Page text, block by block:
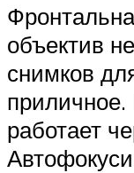
объектив
снимков
работает